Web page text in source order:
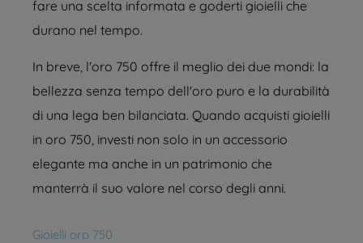
fare una scelta informata e goderti gioielli che
durano nel tempo.
In breve, l'oro 750 offre il meglio dei due mondi: la
bellezza senza tempo dell'oro puro e la durabilità
di una lega ben bilanciata. Quando acquisti gioielli
in oro 750, investi non solo in un accessorio
elegante ma anche in un patrimonio che
manterrà il suo valore nel corso degli anni.
Gioielli oro 750